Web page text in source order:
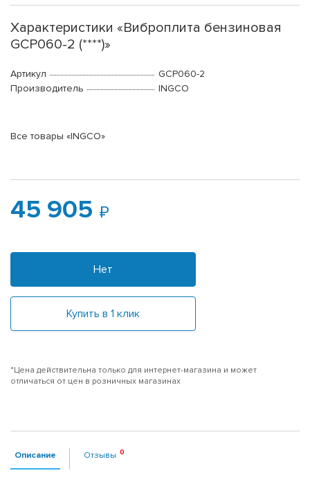
Характеристики «Виброплита бензиновая
GCP060-2 (****)»
Артикул
GCP060-2
Производитель
INGCO
Все товары «INGCO»
45 905
Нет
Купить в 1 клик
*Цена действительна только для интернет-магазина и может
отличаться от цен в розничных магазинах
Описание Отзывы